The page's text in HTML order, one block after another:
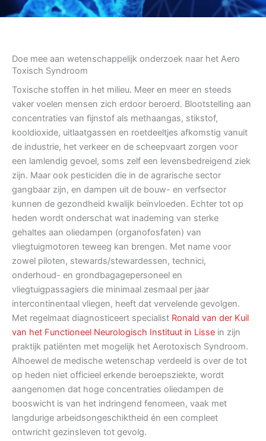
Doe mee aan wetenschappelijk onderzoek naar het Aero
Toxisch Syndroom
Toxische stoffen in het milieu. Meer en meer en steeds
vaker voelen mensen zich erdoor beroerd. Blootstelling aan
concentraties van fijnstof als methaangas, stikstof,
kooldioxide, uitlaatgassen en roetdeeltjes afkomstig vanuit
de industrie, het verkeer en de scheepvaart zorgen voor
een lamlendig gevoel, soms zelf een levensbedreigend ziek
zijn. Maar ook pesticiden die in de agrarische sector
gangbaar zijn, en dampen uit de bouw- en verfsector
kunnen de gezondheid kwalijk beïnvloeden. Echter tot op
heden wordt onderschat wat inademing van sterke
gehaltes aan oliedampen (organofosfaten) van
vliegtuigmotoren teweeg kan brengen. Met name voor
zowel piloten, stewards/stewardessen, technici,
onderhoud- en grondbagagepersoneel en
vliegtuigpassagiers die minimaal zesmaal per jaar
intercontinentaal vliegen, heeft dat vervelende gevolgen.
Met regelmaat diagnosticeert specialist Ronald van der Kuil
van het Functioneel Neurologisch Instituut in Lisse in zijn
praktijk patiënten met mogelijk het Aerotoxisch Syndroom.
Alhoewel de medische wetenschap verdeeld is over de tot
op heden niet officieel erkende beroepsziekte, wordt
aangenomen dat hoge concentraties oliedampen de
booswicht is van het indringend fenomeen, vaak met
langdurige arbeidsongeschiktheid én een compleet
ontwricht gezinsleven tot gevolg.